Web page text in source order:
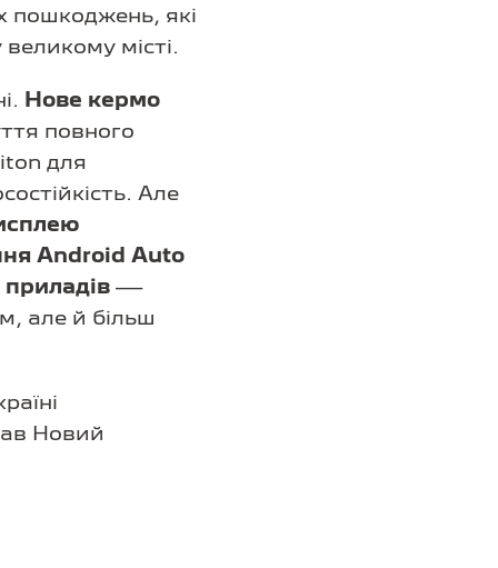
пошкоджень, які
місті.
Нове кермо
повного
для
Але
Android Auto
—
але й більш
Новий